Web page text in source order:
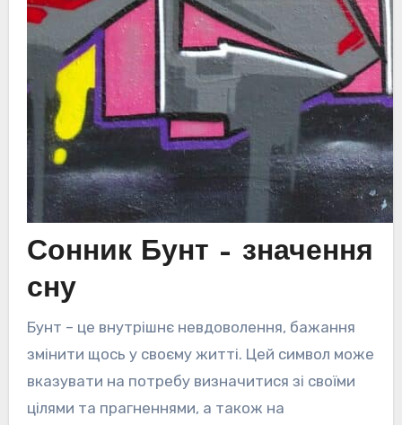
Сонник Бунт – значення
сну
Бунт – це внутрішнє невдоволення, бажання
змінити щось у своєму житті. Цей символ може
вказувати на потребу визначитися зі своїми
цілями та прагненнями, а також на